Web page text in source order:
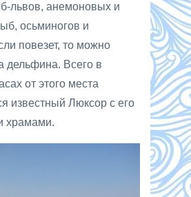
львов, анемоновых и
осьминогов и
повезет, то можно
дельфина. Всего в
от этого места
известный Люксор с его
храмами.